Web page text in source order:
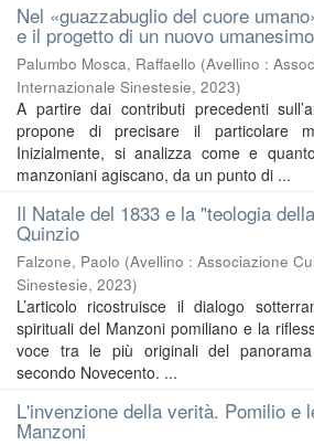
Nel «guazzabuglio del cuore
e il progetto di un nuovo
Palumbo Mosca, Raffaello (Avellino :
Internazionale Sinestesie, 2023)
A partire dai contributi precedenti
propone di precisare il particolare
Inizialmente, si analizza come e
manzoniani agiscano, da un punto di ...
Il Natale del 1833 e la "teologia
Quinzio
Falzone, Paolo (Avellino : Associazione
Sinestesie, 2023)
L’articolo ricostruisce il dialogo
spirituali del Manzoni pomiliano e la
voce tra le più originali del
secondo Novecento. ...
L'invenzione della verità. Pomilio e
Manzoni